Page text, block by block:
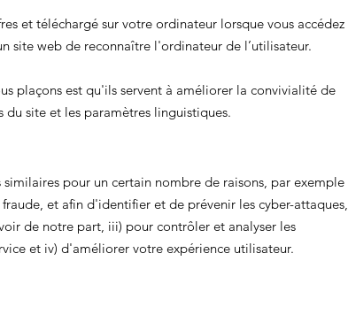
et téléchargé sur votre ordinateur lorsque vous accédez
site web de reconnaître l'ordinateur de l’utilisateur.
plaçons est qu'ils servent à améliorer la convivialité de
site et les paramètres linguistiques.
pour un certain nombre de raisons, par exemple
et afin d'identifier et de prévenir les cyber-attaques,
de notre part, iii) pour contrôler et analyser les
et iv) d'améliorer votre expérience utilisateur.